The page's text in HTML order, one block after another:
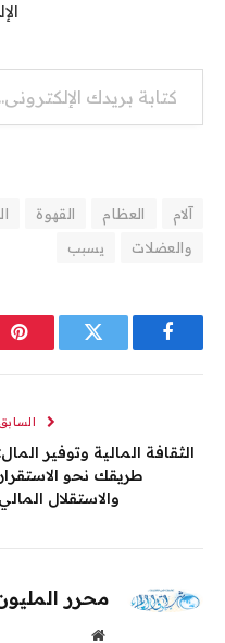
آلام العظام القهوة
والعضلات
يسبب
فيسبوك تويتر
السابق
الثقافة المالية وتوفير المال:
طريقك نحو الاستقرار
والاستقلال المالي
محرر
موقع